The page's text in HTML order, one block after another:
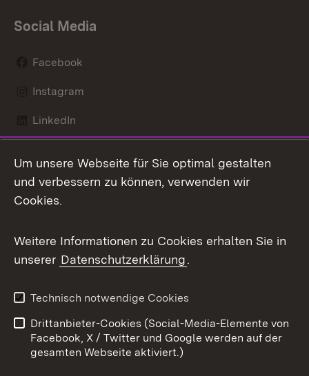
Social Media
Facebook
Instagram
LinkedIn
X / Twitter
Youtube
Kontakt
Datenschutz
Barrierefreiheit
Impressum
Cookies
Um unsere Webseite für Sie optimal gestalten
und verbessern zu können, verwenden wir
Cookies.
Weitere Informationen zu Cookies erhalten Sie in
unserer Datenschutzerklärung.
Technisch notwendige Cookies
Drittanbieter-Cookies (Social-Media-Elemente von
Facebook, X / Twitter und Google werden auf der
gesamten Webseite aktiviert.)